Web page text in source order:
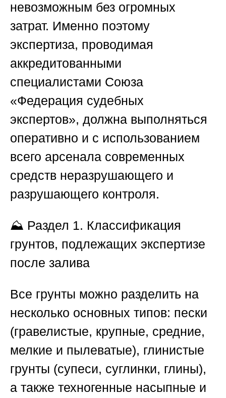
невозможным без огромных
затрат. Именно поэтому
экспертиза, проводимая
аккредитованными
специалистами Союза
«Федерация судебных
экспертов», должна выполняться
оперативно и с использованием
всего арсенала современных
средств неразрушающего и
разрушающего контроля.
⛰️ Раздел 1. Классификация
грунтов, подлежащих экспертизе
после залива
Все грунты можно разделить на
несколько основных типов: пески
(гравелистые, крупные, средние,
мелкие и пылеватые), глинистые
грунты (супеси, суглинки, глины),
а также техногенные насыпные и